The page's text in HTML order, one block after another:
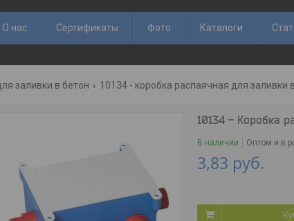
О нас Сертификаты Фото Каталоги
заливки в бетон 10134 - коробка распаячная для заливки
10134 - Коробка
В наличии Оптом и в
3,83 руб.